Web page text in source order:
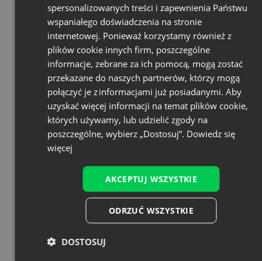
I AM A BUTTON
spersonalizowanych treści i zapewnienia Państwu
wspaniałego doświadczenia na stronie
internetowej. Ponieważ korzystamy również z
plików cookie innych firm, poszczególne
informacje, zebrane za ich pomocą, mogą zostać
przekazane do naszych partnerów, którzy mogą
połączyć je z informacjami już posiadanymi. Aby
uzyskać więcej informacji na temat plików cookie,
których używamy, lub udzielić zgody na
poszczególne, wybierz „Dostosuj”. Dowiedz się
więcej
AKCEPTUJ WSZYSTKIE
ODRZUĆ WSZYSTKIE
DOSTOSUJ